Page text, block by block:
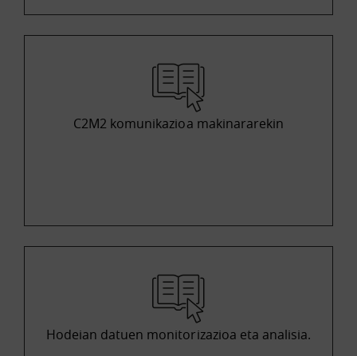
C2M2 komunikazioa makinararekin
Hodeian datuen monitorizazioa eta analisia.